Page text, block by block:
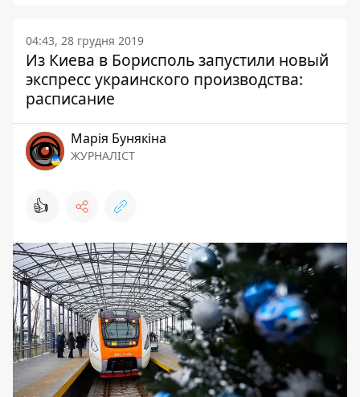
04:43, 28 грудня 2019
Из Киева в Борисполь запустили новый
экспресс украинского производства:
расписание
Марія Бунякіна
ЖУРНАЛІСТ
👍